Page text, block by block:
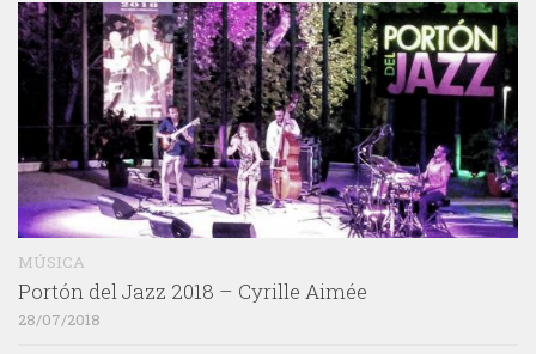
MÚSICA
Portón del Jazz 2018 – Cyrille Aimée
28/07/2018